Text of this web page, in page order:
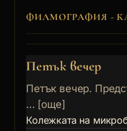
ФИЛМОГРАФИЯ -
Петък вечер
Петък вечер.
... [още]
Колежката на